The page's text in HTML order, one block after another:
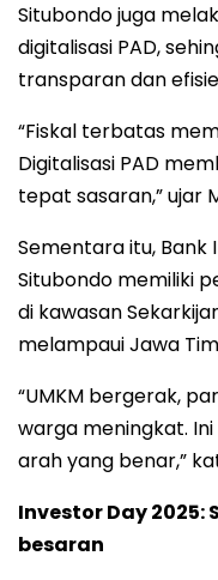
Situbondo juga
digitalisasi PAD,
transparan dan
“Fiskal terbatas
Digitalisasi PAD
tepat sasaran,” ujar
Sementara itu,
Situbondo memiliki
di kawasan
melampaui Jawa
“UMKM bergerak,
warga meningkat.
arah yang benar,”
Investor Day 2025:
besaran